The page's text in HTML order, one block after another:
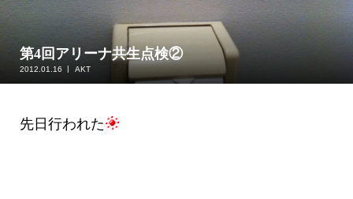
第4回アリーナ共生点検②
2012.01.16 AKT
先日行われた